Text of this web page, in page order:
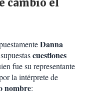
cambió el
Danna
cuestiones
fue su representante
la intérprete de
nombre: